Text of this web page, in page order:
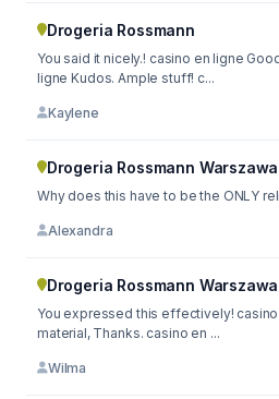
Drogeria Rossmann
You said it nicely.! casino en ligne
ligne Kudos. Ample stuff! c...
Kaylene
Drogeria Rossmann Warszawa
Why does this have to be the ONLY
Alexandra
Drogeria Rossmann Warszawa
You expressed this effectively!
material, Thanks. casino en ...
Wilma